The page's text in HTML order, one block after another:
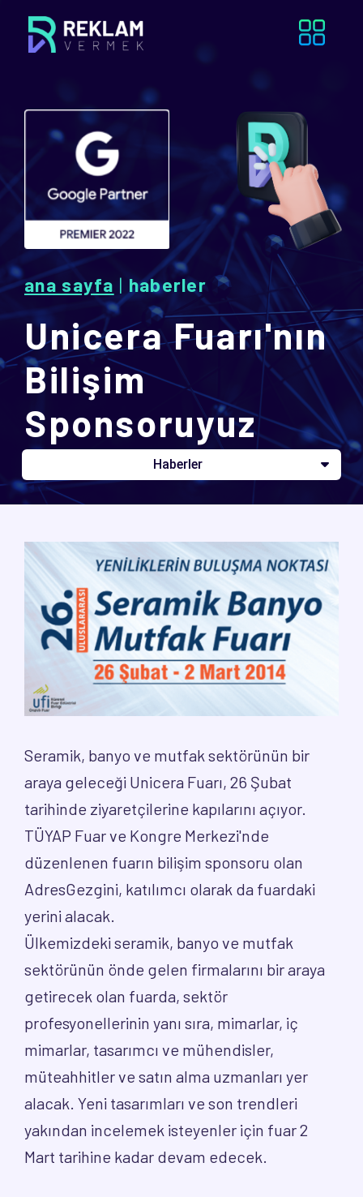
ana sayfa | haberler
Unicera Fuarı'nın
Bilişim
Sponsoruyuz
Haberler
Seramik, banyo ve mutfak sektörünün bir
araya geleceği Unicera Fuarı, 26 Şubat
tarihinde ziyaretçilerine kapılarını açıyor.
TÜYAP Fuar ve Kongre Merkezi'nde
düzenlenen fuarın bilişim sponsoru olan
AdresGezgini, katılımcı olarak da fuardaki
yerini alacak.
Ülkemizdeki seramik, banyo ve mutfak
sektörünün önde gelen firmalarını bir araya
getirecek olan fuarda, sektör
profesyonellerinin yanı sıra, mimarlar, iç
mimarlar, tasarımcı ve mühendisler,
müteahhitler ve satın alma uzmanları yer
alacak. Yeni tasarımları ve son trendleri
yakından incelemek isteyenler için fuar 2
Mart tarihine kadar devam edecek.